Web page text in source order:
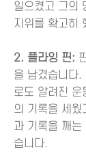
일으켰고 그의
지위를 확고히
2. 플라잉 핀:
을 남겼습니다
로도 알려진 운
의 기록을 세웠
과 기록을 깨는
습니다.